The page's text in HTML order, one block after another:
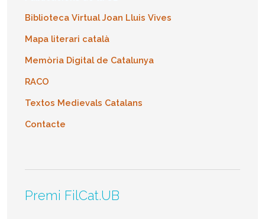
Biblioteca Virtual Joan Lluis Vives
Mapa literari català
Memòria Digital de Catalunya
RACO
Textos Medievals Catalans
Contacte
Premi FilCat.UB